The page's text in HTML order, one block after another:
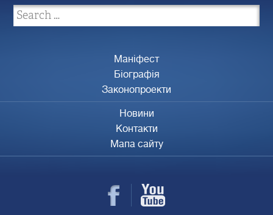
Маніфест
Біографія
Законопроекти
Новини
Контакти
Мапа сайту